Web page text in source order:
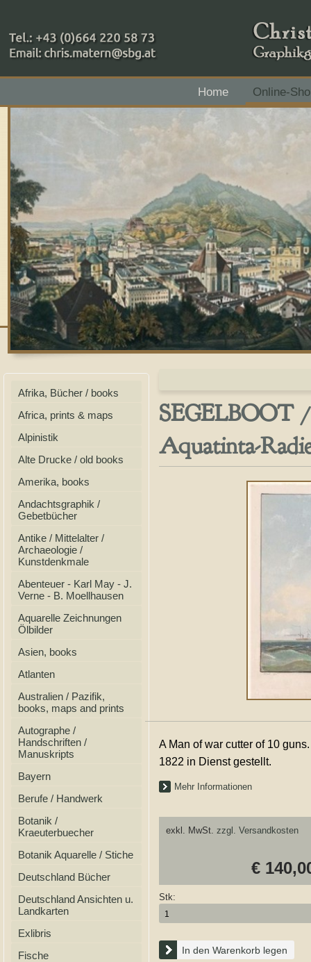
+43 (0)664 220 58 73
Home
Online-
Zahlungsmethoden: RAIBA - Flachgau Mitte - IBAN
Afrika, Bücher / books
Africa, prints & maps
Alpinistik
Alte Drucke / old books
Amerika, books
Andachtsgraphik /
Gebetbücher
Antike / Mittelalter /
Archaeologie /
Kunstdenkmale
Abenteuer - Karl May - J.
Verne - B. Moellhausen
Aquarelle Zeichnungen
Ölbilder
Asien, books
Atlanten
Australien / Pazifik,
books, maps and prints
Autographe /
Handschriften /
Manuskripts
Bayern
Berufe / Handwerk
Botanik /
Kraeuterbuecher
Botanik Aquarelle / Stiche
Deutschland Bücher
Deutschland Ansichten u.
Landkarten
Exlibris
Fische
SEGELBOOT
Aquatinta-
A Man of war cutter of 10 guns.
1822 in Dienst gestellt.
Mehr Informationen
exkl. MwSt. zzgl. Versandkosten
€
Stk:
In den Warenkorb legen